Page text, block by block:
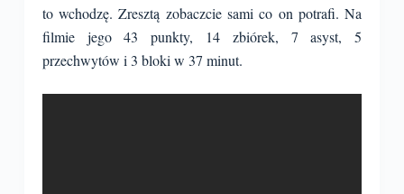
to wchodzę. Zresztą zobaczcie sami co on potrafi. Na
filmie jego 43 punkty, 14 zbiórek, 7 asyst, 5
przechwytów i 3 bloki w 37 minut.